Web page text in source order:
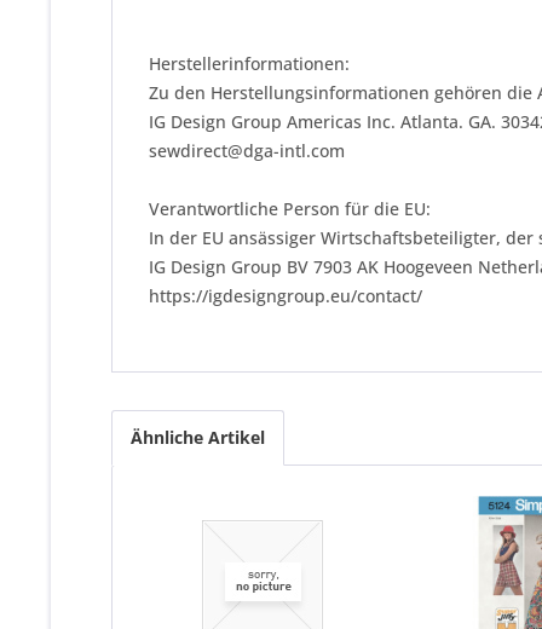
Herstellerinformationen:
Zu den Herstellungsinformationen gehören
IG Design Group Americas Inc. Atlanta. GA.
sewdirect@dga-intl.com
Verantwortliche Person für die EU:
In der EU ansässiger Wirtschaftsbeteiligter,
IG Design Group BV 7903 AK Hoogeveen
https://igdesigngroup.eu/contact/
Ähnliche Artikel